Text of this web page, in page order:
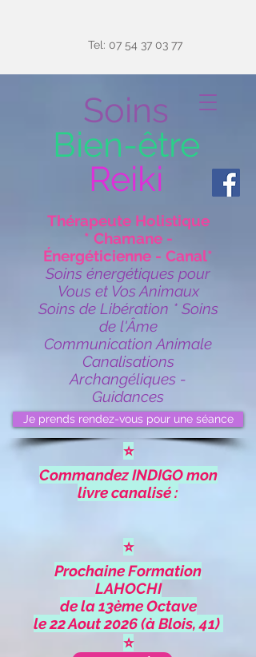
Soins
Bien-être
Reiki
Thérapeute Holistique
* Chamane -
Énergéticienne - Canal*
Soins énergétiques pour
Vous et Vos Animaux
Soins de Libération * Soins
de l'Âme
Communication Animale
Canalisations
Archangéliques -
Guidances
⭐
Commandez INDIGO mon
livre canalisé :
⭐
Prochaine Formation
LAHOCHI
de la 13ème Octave
le 22 Aout 2026 (à Blois, 41)
⭐
Tel: 07 54 37 03 77
Je prends rendez-vous pour une séance